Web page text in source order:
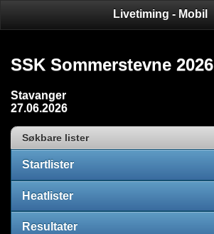
Livetiming - Mobil
SSK Sommerstevne 2026
Stavanger
27.06.2026
Søkbare lister
Startlister
Heatlister
Resultater